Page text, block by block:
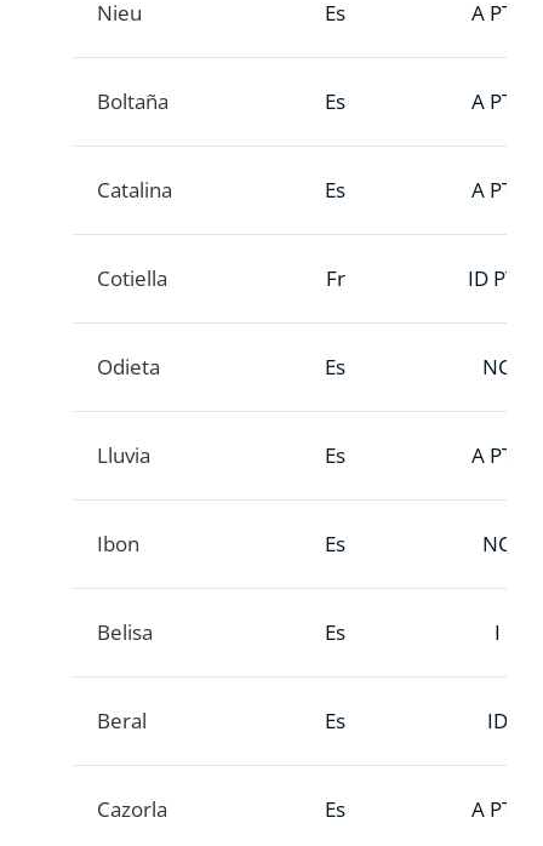
Nieu Es A PTT
Boltaña Es A PTT
Catalina Es A PTT
Cotiella Fr ID PTT
Odieta Es NC
Lluvia Es A PTT
Ibon Es NC
Belisa Es I
Beral Es ID
Cazorla Es A PTT